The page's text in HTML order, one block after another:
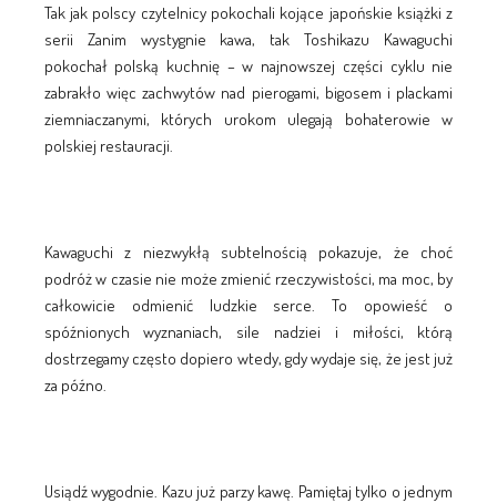
Tak jak polscy czytelnicy pokochali kojące japońskie książki z
serii Zanim wystygnie kawa, tak Toshikazu Kawaguchi
pokochał polską kuchnię – w najnowszej części cyklu nie
zabrakło więc zachwytów nad pierogami, bigosem i plackami
ziemniaczanymi, których urokom ulegają bohaterowie w
polskiej restauracji.
Kawaguchi z niezwykłą subtelnością pokazuje, że choć
podróż w czasie nie może zmienić rzeczywistości, ma moc, by
całkowicie odmienić ludzkie serce. To opowieść o
spóźnionych wyznaniach, sile nadziei i miłości, którą
dostrzegamy często dopiero wtedy, gdy wydaje się, że jest już
za późno.
Usiądź wygodnie. Kazu już parzy kawę. Pamiętaj tylko o jednym